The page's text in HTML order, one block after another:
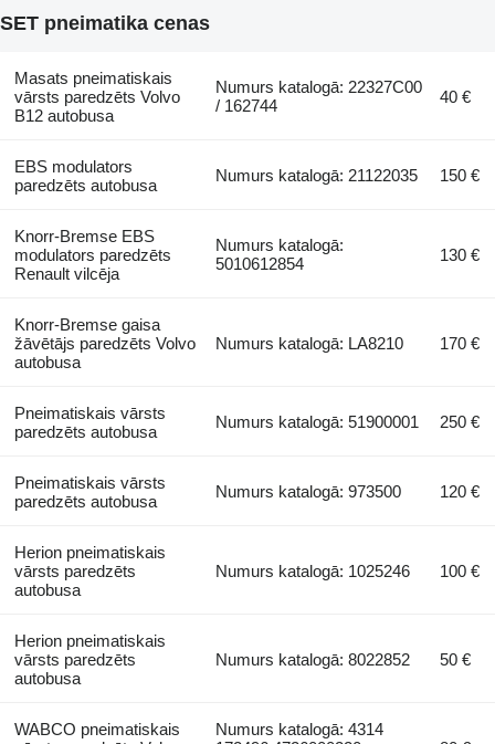
SET pneimatika cenas
Masats pneimatiskais
vārsts paredzēts Volvo
B12 autobusa
Numurs katalogā: 22327C00
/ 162744
40 €
EBS modulators
paredzēts autobusa
Numurs katalogā: 21122035 150 €
Knorr-Bremse EBS
modulators paredzēts
Renault vilcēja
Numurs katalogā:
5010612854
130 €
Knorr-Bremse gaisa
žāvētājs paredzēts Volvo
autobusa
Numurs katalogā: LA8210 170 €
Pneimatiskais vārsts
paredzēts autobusa
Numurs katalogā: 51900001 250 €
Pneimatiskais vārsts
paredzēts autobusa
Numurs katalogā: 973500 120 €
Herion pneimatiskais
vārsts paredzēts
autobusa
Numurs katalogā: 1025246 100 €
Herion pneimatiskais
vārsts paredzēts
autobusa
Numurs katalogā: 8022852 50 €
WABCO pneimatiskais
Numurs katalogā: 4314